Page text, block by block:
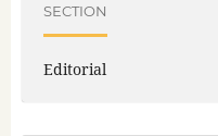
SECTION
Editorial